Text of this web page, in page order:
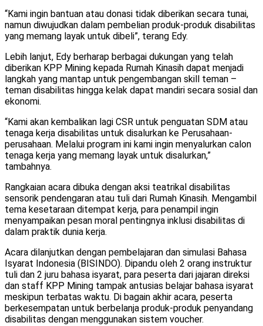
“Kami ingin bantuan atau donasi tidak diberikan secara tunai,
namun diwujudkan dalam pembelian produk-produk disabilitas
yang memang layak untuk dibeli”, terang Edy.
Lebih lanjut, Edy berharap berbagai dukungan yang telah
diberikan KPP Mining kepada Rumah Kinasih dapat menjadi
langkah yang mantap untuk pengembangan skill teman –
teman disabilitas hingga kelak dapat mandiri secara sosial dan
ekonomi.
“Kami akan kembalikan lagi CSR untuk penguatan SDM atau
tenaga kerja disabilitas untuk disalurkan ke Perusahaan-
perusahaan. Melalui program ini kami ingin menyalurkan calon
tenaga kerja yang memang layak untuk disalurkan,”
tambahnya.
Rangkaian acara dibuka dengan aksi teatrikal disabilitas
sensorik pendengaran atau tuli dari Rumah Kinasih. Mengambil
tema kesetaraan ditempat kerja, para penampil ingin
menyampaikan pesan moral pentingnya inklusi disabilitas di
dalam praktik dunia kerja.
Acara dilanjutkan dengan pembelajaran dan simulasi Bahasa
Isyarat Indonesia (BISINDO). Dipandu oleh 2 orang instruktur
tuli dan 2 juru bahasa isyarat, para peserta dari jajaran direksi
dan staff KPP Mining tampak antusias belajar bahasa isyarat
meskipun terbatas waktu. Di bagain akhir acara, peserta
berkesempatan untuk berbelanja produk-produk penyandang
disabilitas dengan menggunakan sistem voucher.